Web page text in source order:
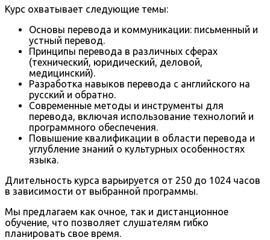
Курс охватывает следующие темы:
Основы перевода и коммуникации: письменный и
устный перевод.
Принципы перевода в различных сферах
(технический, юридический, деловой,
медицинский).
Разработка навыков перевода с английского на
русский и обратно.
Современные методы и инструменты для
перевода, включая использование технологий и
программного обеспечения.
Повышение квалификации в области перевода и
углубление знаний о культурных особенностях
языка.
Длительность курса варьируется от 250 до 1024 часов
в зависимости от выбранной программы.
Мы предлагаем как очное, так и дистанционное
обучение, что позволяет слушателям гибко
планировать свое время.